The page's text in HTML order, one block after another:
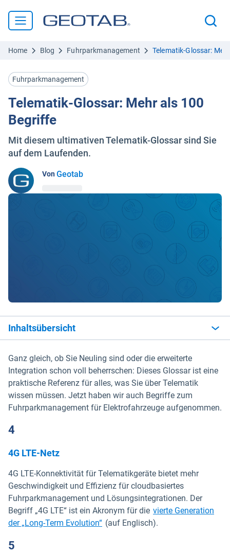
Home Blog Fuhrparkmanagement Telematik-Glossar:
Fuhrparkmanagement
Telematik-Glossar: Mehr als 100
Begriffe
Mit diesem ultimativen Telematik-Glossar sind Sie
auf dem Laufenden.
VonGeotab
Inhaltsübersicht
Ganz gleich, ob Sie Neuling sind oder die erweiterte
Integration schon voll beherrschen: Dieses Glossar ist eine
praktische Referenz für alles, was Sie über Telematik
wissen müssen. Jetzt haben wir auch Begriffe zum
Fuhrparkmanagement für Elektrofahrzeuge aufgenommen.
4
4G LTE-Netz
4G LTE-Konnektivität für Telematikgeräte bietet mehr
Geschwindigkeit und Effizienz für cloudbasiertes
Fuhrparkmanagement und Lösungsintegrationen. Der
Begriff „4G LTE“ ist ein Akronym für die vierte Generation
der „Long-Term Evolution“ (auf Englisch).
5